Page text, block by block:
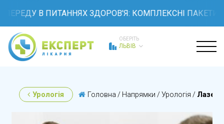
В ПИТАННЯХ ЗДОРОВ'Я: КОМПЛЕКСНІ ПАКЕТИ
ОБЕРІТЬ
ЛЬВІВ
Урологія Головна / Напрямки /Урологія /